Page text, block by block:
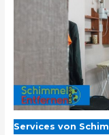
Services von